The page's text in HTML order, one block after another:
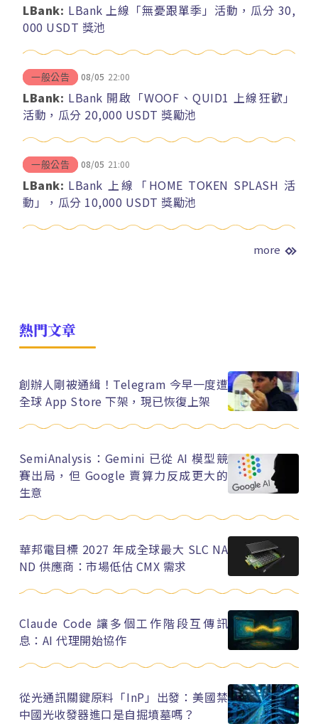
LBank: LBank 上線「無憂跟單季」活動，瓜分 30,
000 USDT 獎池
一般公告 08/05 22:00
LBank: LBank 開啟「WOOF、QUID1 上線狂歡」
活動，瓜分 20,000 USDT 獎勵池
一般公告 08/05 21:00
LBank: LBank 上線「HOME TOKEN SPLASH 活
動」，瓜分 10,000 USDT 獎勵池
more
熱門文章
創辦人剛被通緝！Telegram 今早一度遭
全球 App Store 下架，現已恢復上架
SemiAnalysis：Gemini 已從 AI 模型競
賽出局，但 Google 賣算力反成更大的
生意
華邦電目標 2027 年成全球最大 SLC NA
ND 供應商：市場低估 CMX 需求
Claude Code 讓多個工作階段互傳訊
息：AI 代理開始協作
從光通訊關鍵原料「InP」出發：美國禁
中國光收發器進口是自掘墳墓嗎？